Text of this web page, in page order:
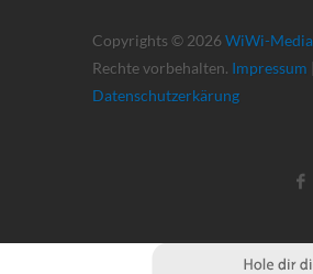
Copyrights © 2026 WiWi-
Rechte vorbehalten. Impressum
Datenschutzerkärung